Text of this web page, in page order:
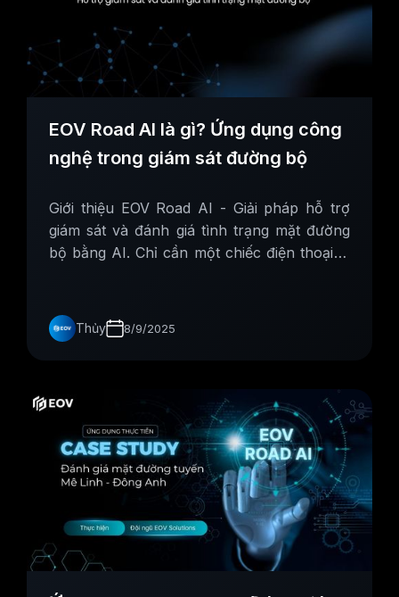
EOV Road AI là gì? Ứng dụng công
nghệ trong giám sát đường bộ
Giới thiệu EOV Road AI - Giải pháp hỗ trợ
giám sát và đánh giá tình trạng mặt đường
bộ bằng AI. Chỉ cần một chiếc điện thoại là
Thủy 8/9/2025